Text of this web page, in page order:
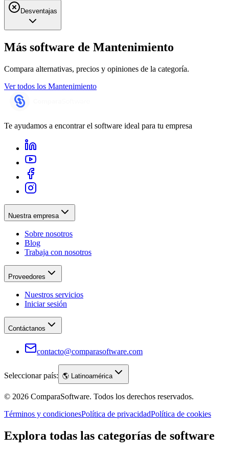
Desventajas
Más software de Mantenimiento
Compara alternativas, precios y opiniones de la categoría.
Ver todos los Mantenimiento
Te ayudamos a encontrar el software ideal para tu empresa
Nuestra empresa
Sobre nosotros
Blog
Trabaja con nosotros
Proveedores
Nuestros servicios
Iniciar sesión
Contáctanos
contacto@comparasoftware.com
Seleccionar país: 🌎 Latinoamérica
© 2026 ComparaSoftware. Todos los derechos reservados.
Términos y condicionesPolítica de privacidadPolítica de cookies
Explora todas las categorías de software